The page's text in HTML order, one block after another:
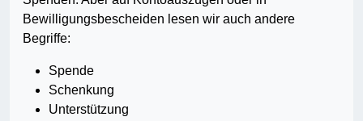
Bewilligungsbescheiden lesen wir auch andere
Begriffe:
Spende
Schenkung
Unterstützung